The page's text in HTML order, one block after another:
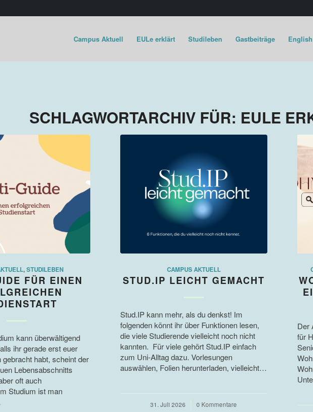
Campus Aktuell EULe erklärt Studileben Gastbeiträge
SCHLAGWORTARCHIV FÜR: EULE
,STUDILEBEN
FÜR EINEN
kann überwältigend
ihr gerade erst euer
gebracht habt, scheint der
Lebensabschnitts
oft auch
Studium ist man
CAMPUS AKTUELL
STUD.IP LEICHT GEMACHT
Stud.IP kann mehr, als du denkst! Im
folgenden könnt ihr über Funktionen lesen,
die viele Studierende vielleicht noch nicht
kannten. Für viele gehört Stud.IP einfach
zum Uni-Alltag dazu. Vorlesungen
auswählen, Folien herunterladen, vielleicht…
31. Juli 2026
/ 0 Kommentare
Der
für